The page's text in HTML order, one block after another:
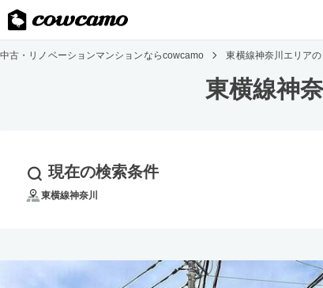
中古・リノベーションマンションならcowcamo 東横線神奈川エリア
東横線神
現在の検索条件
東横線神奈川